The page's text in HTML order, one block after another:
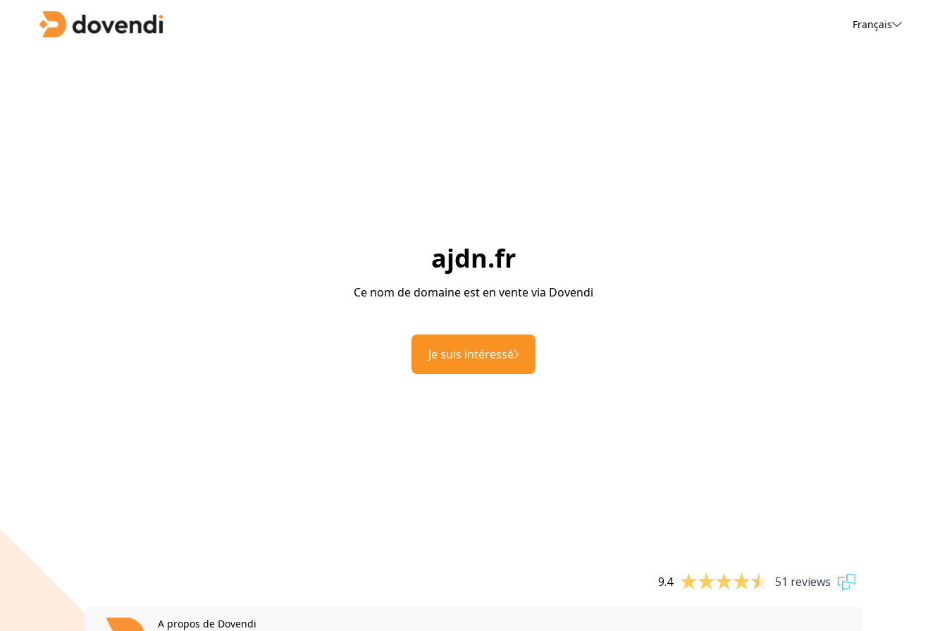
Français
ajdn.fr
Ce nom de domaine est en vente via Dovendi
Je suis intéressé
9.4 51 reviews
A propos de Dovendi